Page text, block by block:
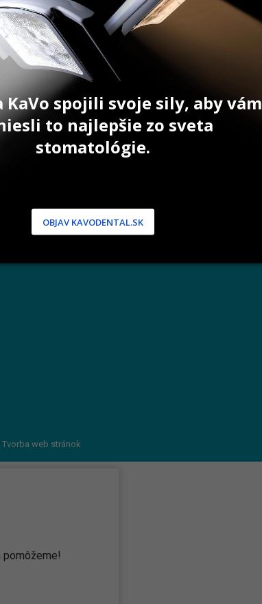
PODPORA
Doprava a platba
Reklamácie
Tvorba web stránok
pomôžeme!
KaVo spojili svoje sily, aby vám
to najlepšie zo sveta
stomatológie.
OBJAV KAVODENTAL.SK